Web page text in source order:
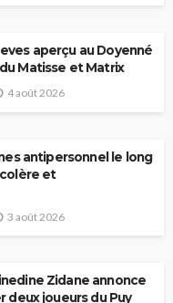
aperçu au Doyenné
Matisse et Matrix
4 août 2026
antipersonnel le long
colère et
3 août 2026
Zidane annonce
deux joueurs du Puy